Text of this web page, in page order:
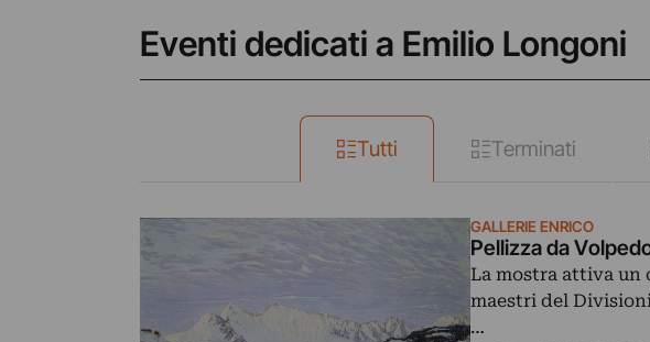
Eventi dedicati a Emilio Longoni
Tutti Terminati
GALLERIE ENRICO
Pellizza da
La mostra attiva
maestri del
…